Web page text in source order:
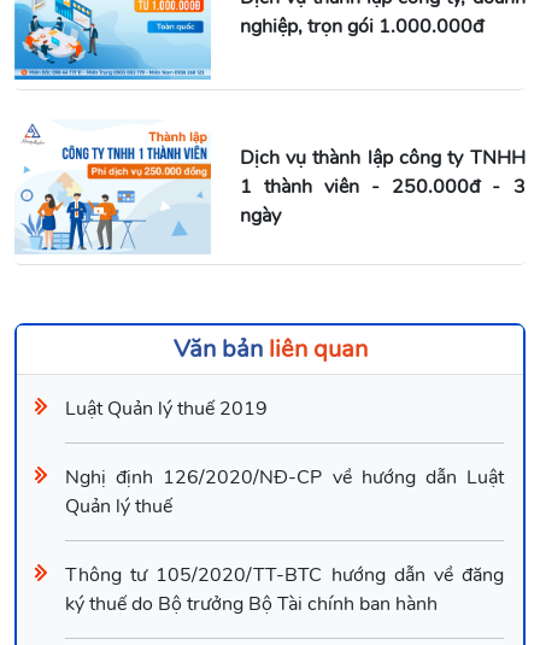
nghiệp, trọn gói 1.000.000đ
Dịch vụ thành lập công ty TNHH
1 thành viên - 250.000đ - 3
ngày
Văn bảnliên quan
Luật Quản lý thuế 2019
Nghị định 126/2020/NĐ-CP về hướng dẫn Luật
Quản lý thuế
Thông tư 105/2020/TT-BTC hướng dẫn về đăng
ký thuế do Bộ trưởng Bộ Tài chính ban hành